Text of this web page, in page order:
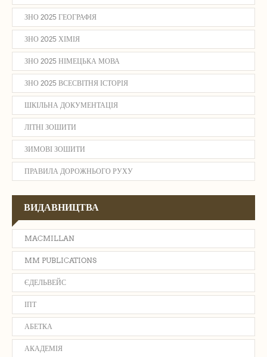
ЗНО 2025 ГЕОГРАФІЯ
ЗНО 2025 ХІМІЯ
ЗНО 2025 НІМЕЦЬКА МОВА
ЗНО 2025 ВСЕСВІТНЯ ІСТОРІЯ
ШКІЛЬНА ДОКУМЕНТАЦІЯ
ЛІТНІ ЗОШИТИ
ЗИМОВІ ЗОШИТИ
ПРАВИЛА ДОРОЖНЬОГО РУХУ
ВИДАВНИЦТВА
MACMILLAN
MM PUBLICATIONS
ЄДЕЛЬВЕЙС
ІПТ
АБЕТКА
АКАДЕМІЯ